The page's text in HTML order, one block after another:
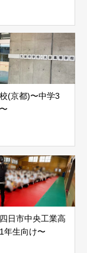
(京都)〜中学3
日市中央工業高
年生向け〜